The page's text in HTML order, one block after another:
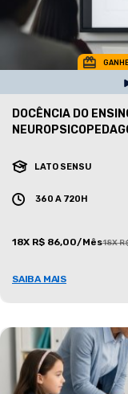
DOCÊNCIA DO
LATO SENSU
360 A 720H
18X R$ 86,00/Mês18X
SAIBA MAIS